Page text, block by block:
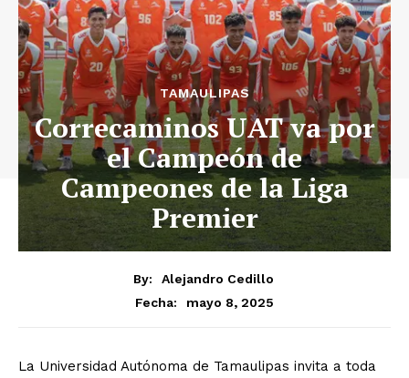
TAMAULIPAS
Correcaminos UAT va por
el Campeón de
Campeones de la Liga
Premier
By:
Alejandro Cedillo
Fecha:
mayo 8, 2025
La Universidad Autónoma de Tamaulipas invita a toda